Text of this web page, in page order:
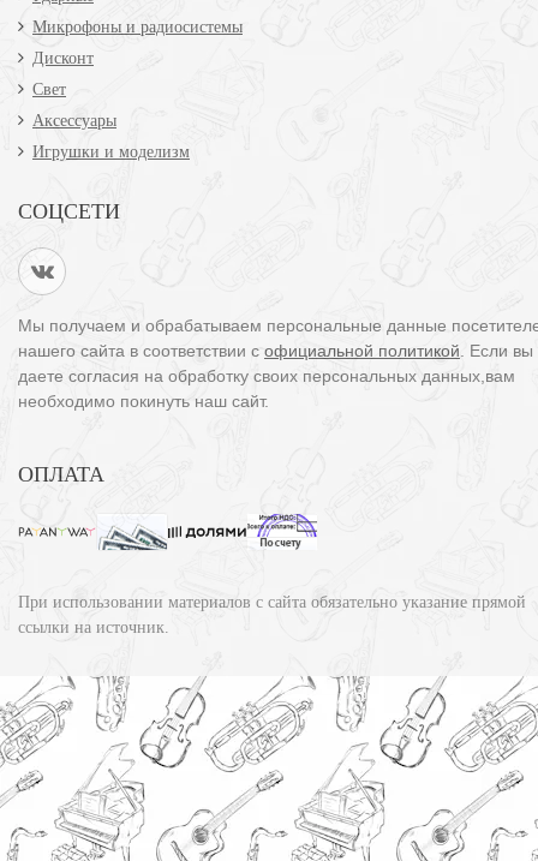
Микрофоны и радиосистемы
Дисконт
Свет
Аксессуары
Игрушки и моделизм
СОЦСЕТИ
Мы получаем и обрабатываем персональные данные
нашего сайта в соответствии с официальной политикой . Если
даете согласия на обработку своих персональных данных,вам
необходимо покинуть наш сайт.
ОПЛАТА
При использовании материалов с сайта обязательно указание прямой
ссылки на источник.